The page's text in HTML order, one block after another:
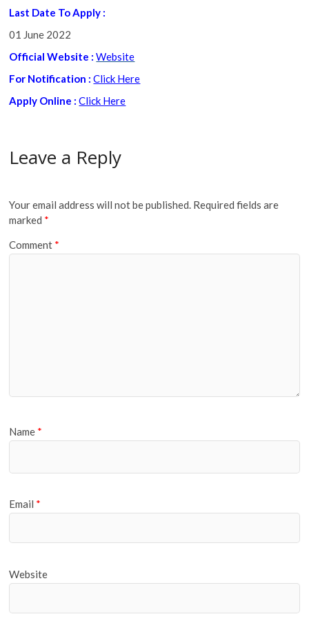
Last Date To Apply :
01 June 2022
Official Website :Website
For Notification :Click Here
Apply Online :Click Here
Leave a Reply
Your email address will not be published. Required fields are
marked *
Comment *
Name *
Email *
Website